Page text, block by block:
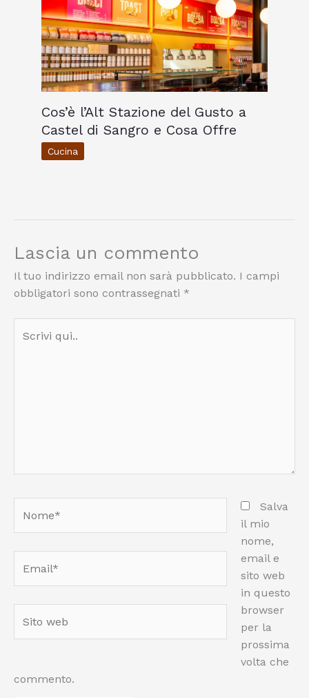
Cos’è l’Alt Stazione del Gusto a
Castel di Sangro e Cosa Offre
Cucina
Lascia un commento
Il tuo indirizzo email non sarà pubblicato. I campi
obbligatori sono contrassegnati *
qui..
web
Salva
il mio
nome,
email e
sito web
in questo
browser
per la
prossima
volta che
commento.